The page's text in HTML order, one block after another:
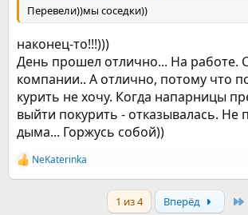
Перевели))мы соседки))
наконец-то!!!)))
День прошел отлично... На работе.
компании.. А отлично, потому что
курить не хочу. Когда напарницы
выйти покурить - отказывалась. Не
дыма... Горжусь собой))
Р
е
NeKaterinka
1 из 4 Вперёд